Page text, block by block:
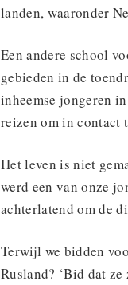
landen, waaronder
Een andere school
gebieden in de
inheemse jongeren
reizen om in contact
Het leven is niet
werd een van onze
achterlatend om de
Terwijl we bidden
Rusland? ‘Bid dat